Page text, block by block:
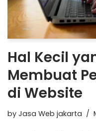
Hal Kecil
Membuat
di Website
by Jasa Web jakarta